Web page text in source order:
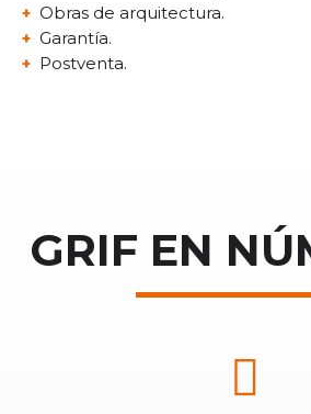
Obras de arquitectura.
Garantía.
Postventa.
GRIF EN